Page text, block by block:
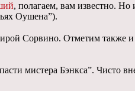
, полагаем, вам известно.
Оушена”).
Сорвино. Отметим
мистера Бэнкса”. Чисто